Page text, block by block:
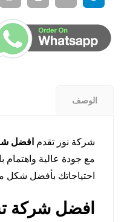
الوصف
شركة نور تقدم افضل
مع جودة عالية واهتمام
احتياجاتك بأفضل
افضل شركة